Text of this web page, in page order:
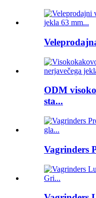
ODM
sta...
Vagrinders